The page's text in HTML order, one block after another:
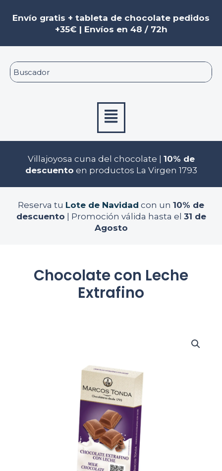
Envío gratis + tableta de chocolate pedidos
+35€ | Envíos en 48 / 72h
Menú
Villajoyosa cuna del chocolate | 10% de
descuento en productos La Virgen 1793
Reserva tu Lote de Navidad con un 10% de
descuento | Promoción válida hasta el 31 de
Agosto
Chocolate con Leche
Extrafino